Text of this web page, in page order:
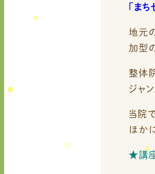
「ま
地元
加型
整体
ジャ
当院
ほか
★講